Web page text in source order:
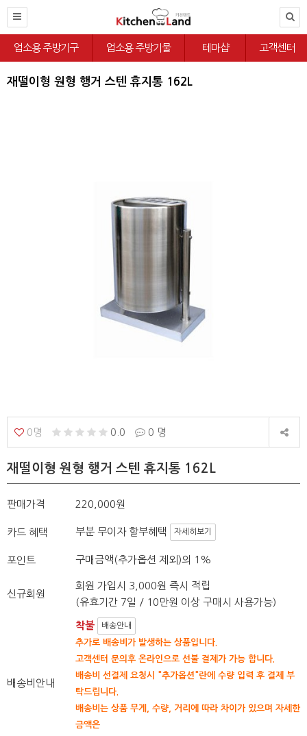
업소용 주방기구 업소용 주방기물 테마샵 고객센터
재떨이형 원형 행거 스텐 휴지통 162L
0명 0.0 0 명
재떨이형 원형 행거 스텐 휴지통 162L
판매가격 220,000원
카드 혜택 부분 무이자 할부혜택 자세히보기
포인트 구매금액(추가옵션 제외)의 1%
신규회원
회원 가입시 3,000원 즉시 적립
(유효기간 7일 / 10만원 이상 구매시 사용가능)
배송비안내
착불 배송안내
추가로 배송비가 발생하는 상품입니다.
고객센터 문의후 온라인으로 선불 결제가 가능 합니다.
배송비 선결제 요청시 "추가옵션"란에 수량 입력 후 결제 부
탁드립니다.
배송비는 상품 무게, 수량, 거리에 따라 차이가 있으며 자세한
금액은